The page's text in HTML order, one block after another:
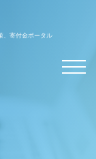
、寄付金ポータル